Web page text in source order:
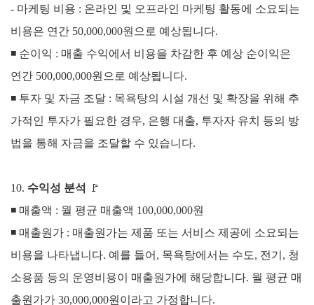
- 마케팅 비용 : 온라인 및 오프라인 마케팅 활동에 소요되는
비용은 연간 50,000,000원으로 예상됩니다.
◾ 순이익 : 매출 수익에서 비용을 차감한 후 예상 순이익은
연간 500,000,000원으로 예상됩니다.
◾ 투자 및 자금 조달 : 목욕탕의 시설 개선 및 확장을 위해 추
가적인 투자가 필요한 경우, 은행 대출, 투자자 유치 등의 방
법을 통해 자금을 조달할 수 있습니다.
10. 수익성 분석
🚩
◾ 매출액 : 월 평균 매출액 100,000,000원
◾ 매출원가 : 매출원가는 제품 또는 서비스 제공에 소요되는
비용을 나타냅니다. 예를 들어, 목욕탕에서는 수도, 전기, 청
소용품 등의 운영비용이 매출원가에 해당합니다. 월 평균 매
출원가가 30,000,000원이라고 가정합니다.